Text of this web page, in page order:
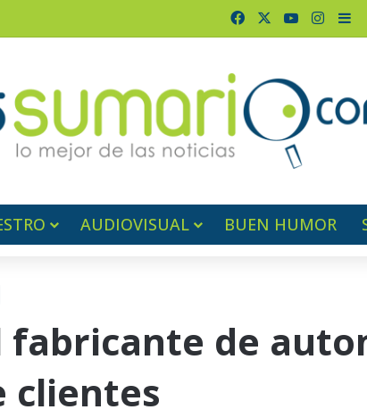
FacebookYouTube
AUDIOVISUAL BUEN HUMOR
fabricante de
clientes